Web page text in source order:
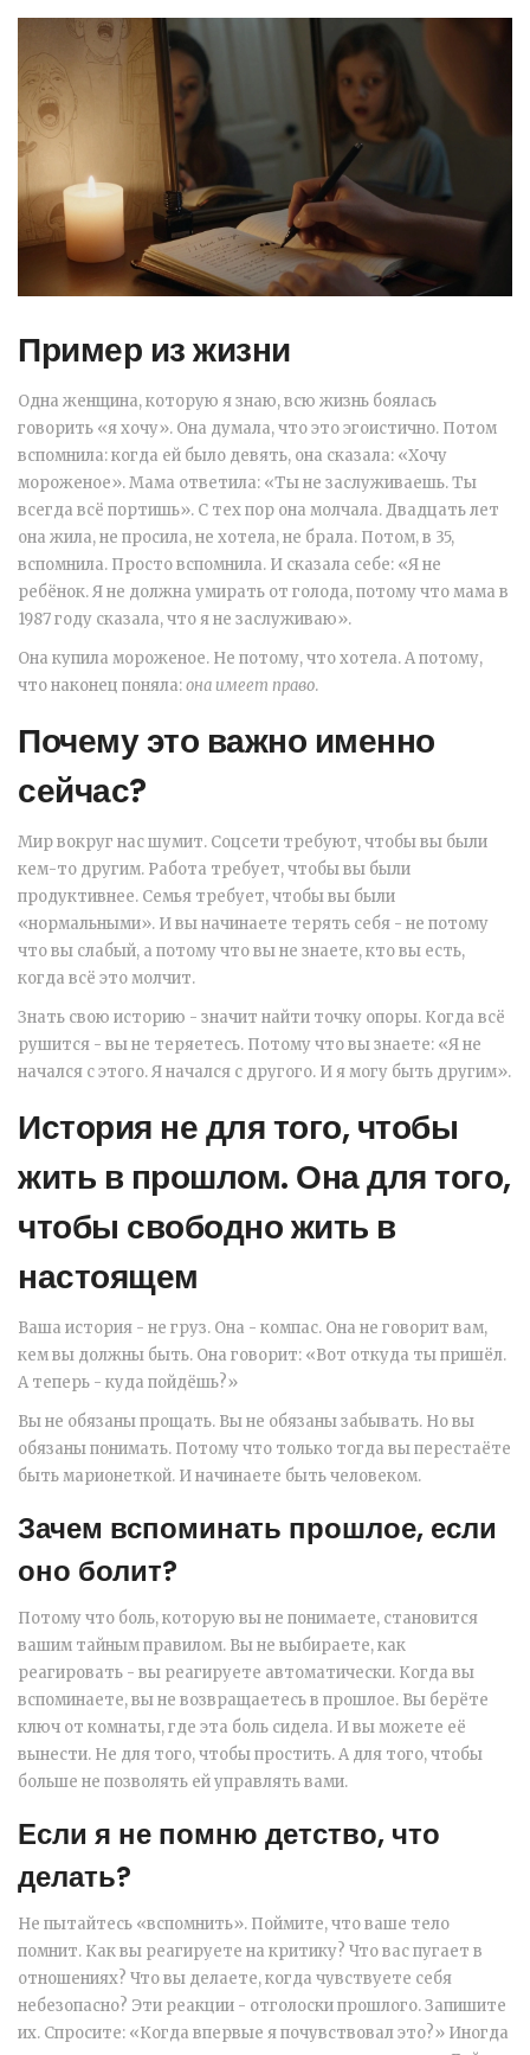
Пример из жизни
Одна женщина, которую я знаю, всю жизнь боялась
говорить «я хочу». Она думала, что это эгоистично. Потом
вспомнила: когда ей было девять, она сказала: «Хочу
мороженое». Мама ответила: «Ты не заслуживаешь. Ты
всегда всё портишь». С тех пор она молчала. Двадцать лет
она жила, не просила, не хотела, не брала. Потом, в 35,
вспомнила. Просто вспомнила. И сказала себе: «Я не
ребёнок. Я не должна умирать от голода, потому что мама в
1987 году сказала, что я не заслуживаю».
Она купила мороженое. Не потому, что хотела. А потому,
что наконец поняла:она имеет право.
Почему это важно именно
сейчас?
Мир вокруг нас шумит. Соцсети требуют, чтобы вы были
кем-то другим. Работа требует, чтобы вы были
продуктивнее. Семья требует, чтобы вы были
«нормальными». И вы начинаете терять себя - не потому
что вы слабый, а потому что вы не знаете, кто вы есть,
когда всё это молчит.
Знать свою историю - значит найти точку опоры. Когда всё
рушится - вы не теряетесь. Потому что вы знаете: «Я не
начался с этого. Я начался с другого. И я могу быть другим».
История не для того, чтобы
жить в прошлом. Она для того,
чтобы свободно жить в
настоящем
Ваша история - не груз. Она - компас. Она не говорит вам,
кем вы должны быть. Она говорит: «Вот откуда ты пришёл.
А теперь - куда пойдёшь?»
Вы не обязаны прощать. Вы не обязаны забывать. Но вы
обязаны понимать. Потому что только тогда вы перестаёте
быть марионеткой. И начинаете быть человеком.
Зачем вспоминать прошлое, если
оно болит?
Потому что боль, которую вы не понимаете, становится
вашим тайным правилом. Вы не выбираете, как
реагировать - вы реагируете автоматически. Когда вы
вспоминаете, вы не возвращаетесь в прошлое. Вы берёте
ключ от комнаты, где эта боль сидела. И вы можете её
вынести. Не для того, чтобы простить. А для того, чтобы
больше не позволять ей управлять вами.
Если я не помню детство, что
делать?
Не пытайтесь «вспомнить». Поймите, что ваше тело
помнит. Как вы реагируете на критику? Что вас пугает в
отношениях? Что вы делаете, когда чувствуете себя
небезопасно? Эти реакции - отголоски прошлого. Запишите
их. Спросите: «Когда впервые я почувствовал это?» Иногда